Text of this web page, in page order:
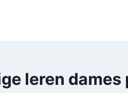
leren dames